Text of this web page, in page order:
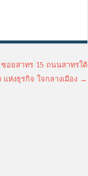
อยสาทร 15 ถนนสาทรใต้
ห่งธุรกิจ ใจกลางเมือง →